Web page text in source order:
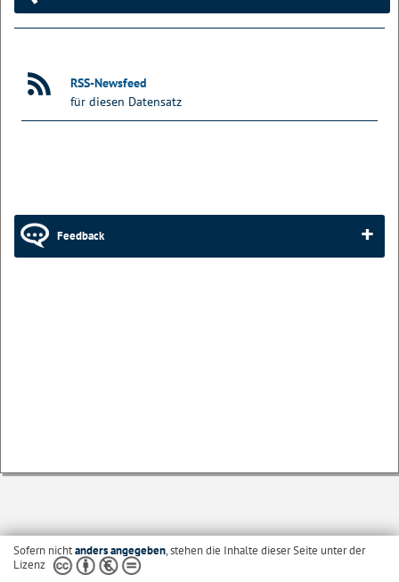
RSS-Newsfeed
für diesen Datensatz
Feedback
Sofern nichtanders angegeben, stehen die Inhalte dieser Seite unter der
Lizenz